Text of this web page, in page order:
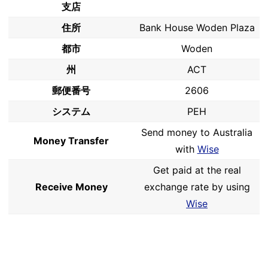
支店
住所
Bank House Woden Plaza
都市
Woden
州
ACT
郵便番号
2606
システム
PEH
Money Transfer
Send money to Australia
with Wise
Receive Money
Get paid at the real
exchange rate by using
Wise